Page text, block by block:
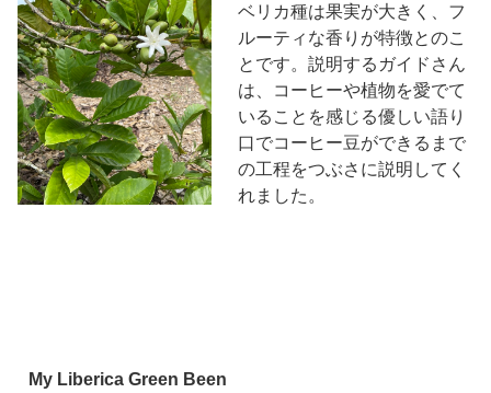
ベリカ種は果実が大きく、フ
ルーティな香りが特徴とのこ
とです。説明するガイドさん
は、コーヒーや植物を愛でて
いることを感じる優しい語り
口でコーヒー豆ができるまで
の工程をつぶさに説明してく
れました 。
My Liberica Green Been